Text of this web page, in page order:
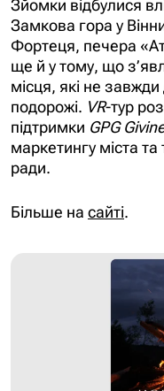
Зйомки відбулися
Замкова гора у
Фортеця, печера
ще й у тому, що
місця, які не завжди
подорожі. VR-тур
підтримки GPG
маркетингу міста та
ради.
Більше на сайті.